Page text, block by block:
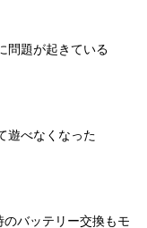
問題が起きている
遊べなくなった
のバッテリー交換もモ